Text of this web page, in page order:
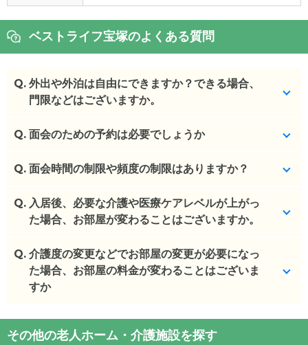
ベストライフ宝塚のよくある質問
Q. 外出や外泊は自由にできますか？できる場合、
門限などはございますか。
お散歩、お買い物、外食等、原則、外出・外泊に制
9:00～18:00の事務所稼働時間外の対応は、時間を
(回答者: 施設担当者,回答日: 2024/02/26)
Q. 面会のための予約は必要でしょうか
予約不要です。
(回答者: 施設担当者,回答日: 2024/02/26)
Q. 面会時間の制限や頻度の制限はありますか？
特に制限はありませんが、9:00～18:00の時間内で
お願いしております。
(回答者: 施設担当者,回答日: 2024/02/26)
Q. 入居後、必要な介護や医療ケアレベルが上がっ
た場合、お部屋が変わることはございますか。
基本的にはございませんが、お身体状況の変化によ
りそのお部屋での介護が不可能と事業者が判断した
場合、一定の観察期間を設け、医師の意見を聴いた
と、住み替えていただく場合があります。
Q. 介護度の変更などでお部屋の変更が必要になっ
た場合、お部屋の料金が変わることはございま
すか
追加費用は発生しません。
ご入居様のご要望によりお部屋を変更する場合は、
その他の老人ホーム・介護施設を探す